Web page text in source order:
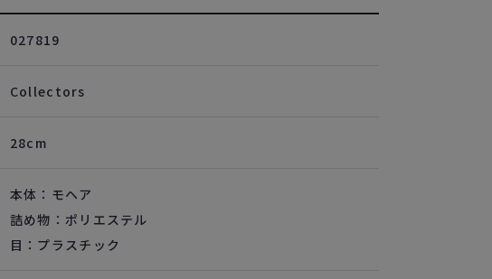
027819
Collectors
28cm
本体：モヘア
詰め物：ポリエステル
目：プラスチック